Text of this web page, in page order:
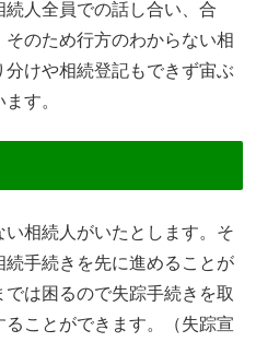
人全員での話し合い、合
のため行方のわからない相
けや相続登記もできず宙ぶ
す。
相続人がいたとします。そ
手続きを先に進めることが
は困るので失踪手続きを取
ことができます。（失踪宣